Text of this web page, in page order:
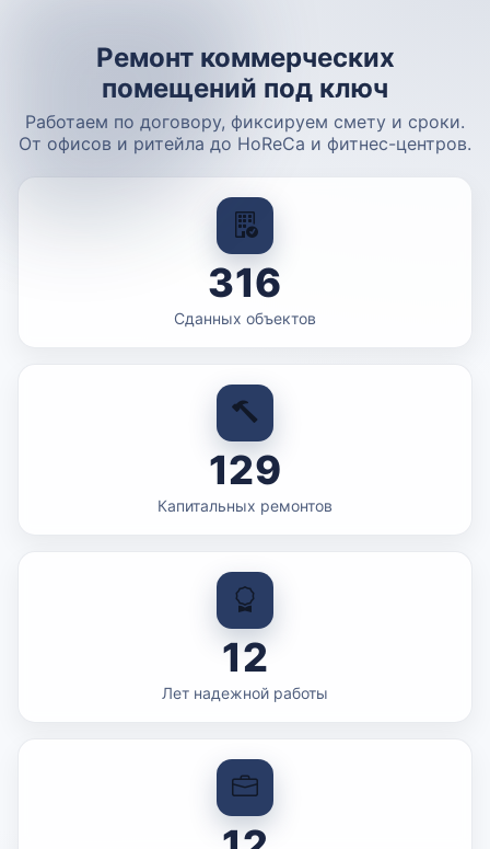
Ремонт коммерческих
помещений под ключ
Работаем по договору, фиксируем смету и сроки.
От офисов и ритейла до HoReCa и фитнес-центров.
316
Сданных объектов
129
Капитальных ремонтов
12
Лет надежной работы